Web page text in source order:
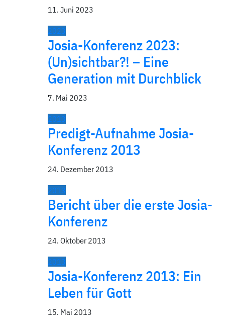
11. Juni 2023
2023
Josia-Konferenz 2023:
(Un)sichtbar?! – Eine
Generation mit Durchblick
7. Mai 2023
2013
Predigt-Aufnahme Josia-
Konferenz 2013
24. Dezember 2013
2013
Bericht über die erste Josia-
Konferenz
24. Oktober 2013
2013
Josia-Konferenz 2013: Ein
Leben für Gott
15. Mai 2013